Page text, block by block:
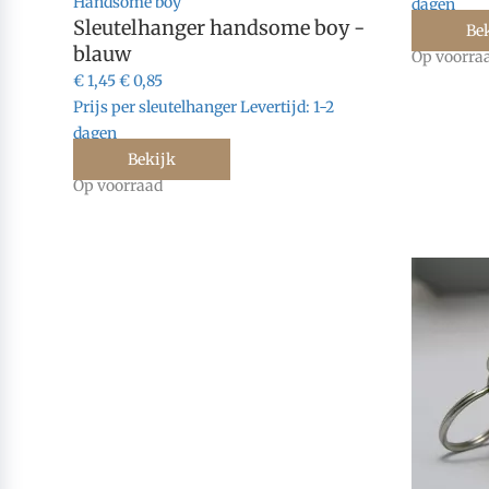
Sleutelhanger handsome boy -
blauw
€ 1,45€ 0,85
Prijs per sleutelhangerLevertijd: 1-2
dagen
Bekijk
Op voorraad
dagen
Op